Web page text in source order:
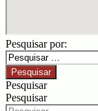
Pesquisar por:
Pesquisar
Pesquisar